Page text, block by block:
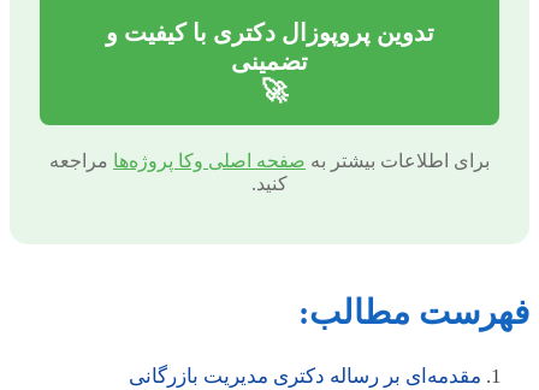
تدوین پروپوزال دکتری با کیفیت و
تضمینی
🚀
برای اطلاعات بیشتر به صفحه اصلی وکا پروژه‌ها مراجعه
کنید.
فهرست مطالب:
مقدمه‌ای بر رساله دکتری مدیریت بازرگانی